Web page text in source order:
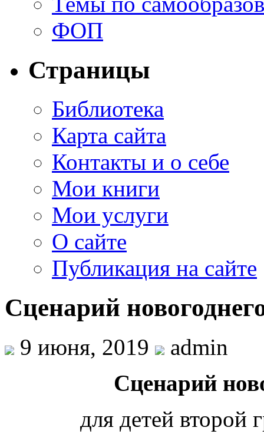
ФОП
Страницы
Библиотека
Карта сайта
Контакты и о себе
Мои книги
Мои услуги
О сайте
Публикация на сайте
Сценарий
9 июня, 2019
admin
Сценарий
для детей второй